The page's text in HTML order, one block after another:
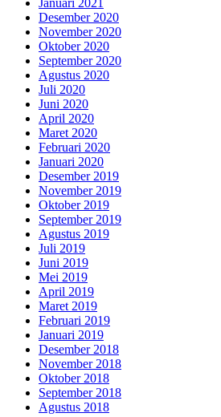
Desember 2020
November 2020
Oktober 2020
September 2020
Agustus 2020
Juli 2020
Juni 2020
April 2020
Maret 2020
Februari 2020
Januari 2020
Desember 2019
November 2019
Oktober 2019
September 2019
Agustus 2019
Juli 2019
Juni 2019
Mei 2019
April 2019
Maret 2019
Februari 2019
Januari 2019
Desember 2018
November 2018
Oktober 2018
September 2018
Agustus 2018